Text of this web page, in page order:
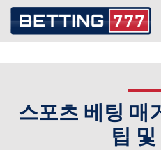
스포츠 베팅 매
팁